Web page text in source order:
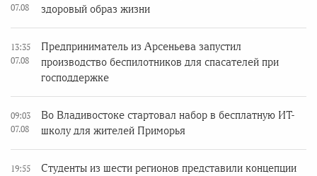
07.08
здоровый образ жизни
13:35
07.08
Предприниматель из Арсеньева запустил
производство беспилотников для спасателей при
господдержке
09:03
07.08
Во Владивостоке стартовал набор в бесплатную ИТ-
школу для жителей Приморья
19:55
Студенты из шести регионов представили концепции